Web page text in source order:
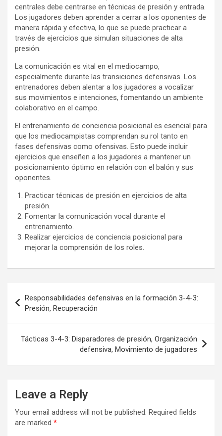
centrales debe centrarse en técnicas de presión y entrada.
Los jugadores deben aprender a cerrar a los oponentes de
manera rápida y efectiva, lo que se puede practicar a
través de ejercicios que simulan situaciones de alta
presión.
La comunicación es vital en el mediocampo,
especialmente durante las transiciones defensivas. Los
entrenadores deben alentar a los jugadores a vocalizar
sus movimientos e intenciones, fomentando un ambiente
colaborativo en el campo.
El entrenamiento de conciencia posicional es esencial para
que los mediocampistas comprendan su rol tanto en
fases defensivas como ofensivas. Esto puede incluir
ejercicios que enseñen a los jugadores a mantener un
posicionamiento óptimo en relación con el balón y sus
oponentes.
Practicar técnicas de presión en ejercicios de alta
presión.
Fomentar la comunicación vocal durante el
entrenamiento.
Realizar ejercicios de conciencia posicional para
mejorar la comprensión de los roles.
navigation
Responsabilidades defensivas en la formación 3-4-3:
Presión, Recuperación
Tácticas 3-4-3: Disparadores de presión, Organización
defensiva, Movimiento de jugadores
Leave a Reply
Your email address will not be published. Required fields
are marked *